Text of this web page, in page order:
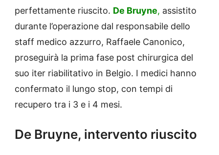
perfettamente riuscito. De Bruyne, assistito
durante l’operazione dal responsabile dello
staff medico azzurro, Raffaele Canonico,
proseguirà la prima fase post chirurgica del
suo iter riabilitativo in Belgio. I medici hanno
confermato il lungo stop, con tempi di
recupero tra i 3 e i 4 mesi.
De Bruyne, intervento riuscito